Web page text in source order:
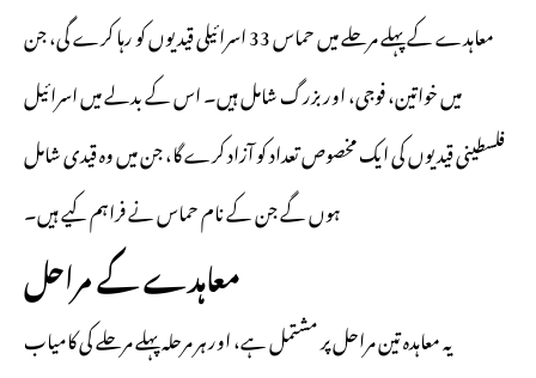
معاہدے کے پہلے مرحلے میں حماس 33 اسرائیلی قیدیوں کو رہا کرے گی، جن
میں خواتین، فوجی، اور بزرگ شامل ہیں۔ اس کے بدلے میں اسرائیل
فلسطینی قیدیوں کی ایک مخصوص تعداد کو آزاد کرے گا، جن میں وہ قیدی شامل
ہوں گے جن کے نام حماس نے فراہم کیے ہیں۔
معاہدے کے مراحل
یہ معاہدہ تین مراحل پر مشتمل ہے، اور ہر مرحلہ پہلے مرحلے کی کامیاب